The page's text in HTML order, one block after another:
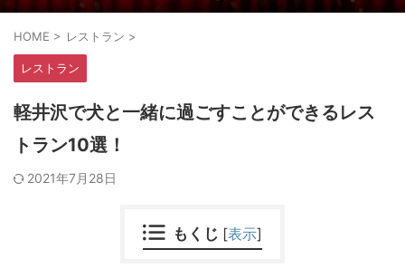
HOME > レストラン >
レストラン
軽井沢で犬と一緒に過ごすことができるレス
トラン10選！
2021年7月28日
もくじ [表示]